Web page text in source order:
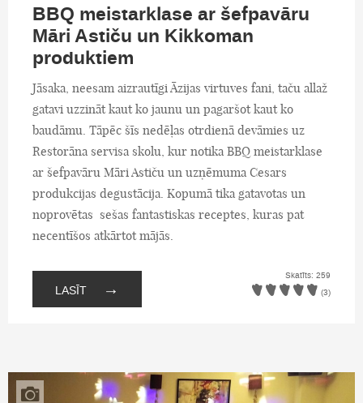
BBQ meistarklase ar šefpavāru
Māri Astiču un Kikkoman
produktiem
Jāsaka, neesam aizrautīgi Āzijas virtuves fani, taču allaž
gatavi uzzināt kaut ko jaunu un pagaršot kaut ko
baudāmu. Tāpēc šīs nedēļas otrdienā devāmies uz
Restorāna servisa skolu, kur notika BBQ meistarklase
ar šefpavāru Māri Astiču un uzņēmuma Cesars
produkcijas degustācija. Kopumā tika gatavotas un
noprovētas sešas fantastiskas receptes, kuras pat
necentīšos atkārtot mājās.
LASĪT →
Skatīts: 259
(3)